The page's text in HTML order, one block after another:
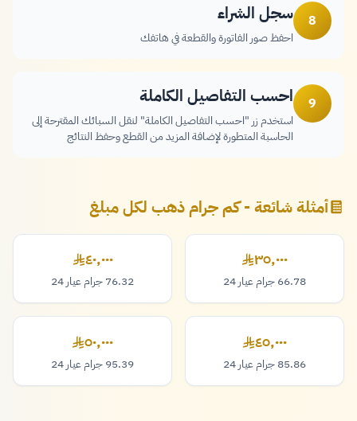
8 سجل الشراء
احفظ صور الفاتورة والقطعة في هاتفك
9 احسب التفاصيل الكاملة
استخدم زر "احسب التفاصيل الكاملة" لنقل السبائك المقترحة إلى
الحاسبة المتطورة لإضافة المزيد من القطع وحفظ النتائج
أمثلة شائعة - كم جرام ذهب لكل مبلغ
٣٥,٠٠٠ ريال
٣٥,٠٠٠
66.78 جرام عيار 24
٤٠,٠٠٠ ريال
٤٠,٠٠٠
76.32 جرام عيار 24
٤٥,٠٠٠ ريال
٤٥,٠٠٠
85.86 جرام عيار 24
٥٠,٠٠٠ ريال
٥٠,٠٠٠
95.39 جرام عيار 24